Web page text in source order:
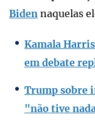
Biden naquelas
Kamala
em debate
Trump sobre
"não tive